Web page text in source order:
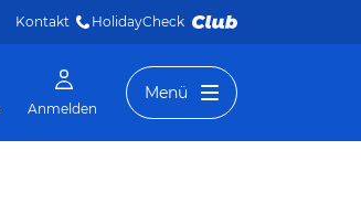
Kontakt HolidayCheck
Anmelden
Menü